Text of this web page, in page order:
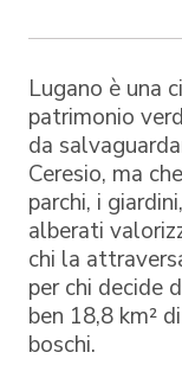
Lugano è una
patrimonio
da
Ceresio, ma
parchi, i
alberati
chi la
per chi decide
ben 18,8 km²
boschi.